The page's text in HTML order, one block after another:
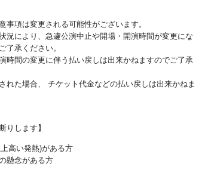
項は変更される可能性がございます。
況により、急遽公演中止や開場・開演時間が変更にな
了承ください。
時間の変更に伴う払い戻しは出来かねますのでご了承
れた場合、 チケット代金などの払い戻しは出来かねま
りします】
高い発熱)がある方
懸念がある方